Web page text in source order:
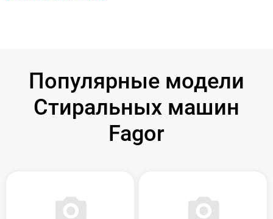
Популярные модели
Стиральных машин
Fagor